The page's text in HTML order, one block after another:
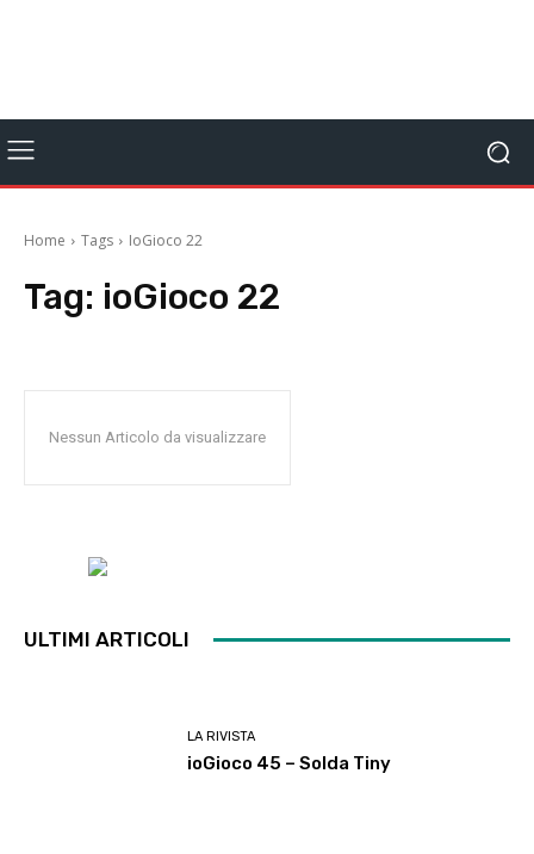
Home Tags IoGioco 22
Tag: ioGioco 22
Nessun Articolo da visualizzare
ULTIMI ARTICOLI
LA RIVISTA
ioGioco 45 – Solda Tiny